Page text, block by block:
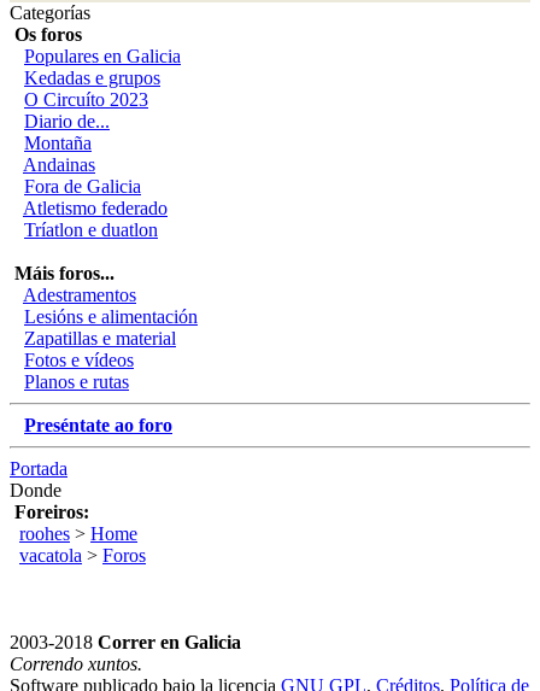
Categorías
Os foros
Populares en Galicia
Kedadas e grupos
O Circuíto 2023
Diario de...
Montaña
Andainas
Fora de Galicia
Atletismo federado
Tríatlon e duatlon
Máis foros...
Adestramentos
Lesións e alimentación
Zapatillas e material
Fotos e vídeos
Planos e rutas
Preséntate ao foro
Portada
Donde
Foreiros:
roohes > Home
vacatola > Foros
2003-2018 Correr en Galicia
Correndo xuntos.
Software publicado bajo la licencia GNU GPL, Créditos, Política de